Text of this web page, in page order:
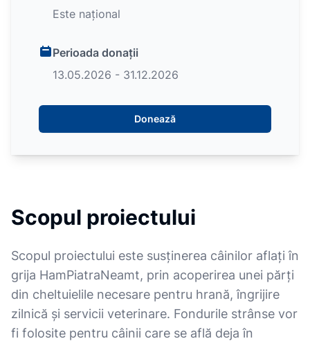
Este național
Perioada donații
13.05.2026 - 31.12.2026
Donează
Scopul proiectului
Scopul proiectului este susținerea câinilor aflați în
grija HamPiatraNeamt, prin acoperirea unei părți
din cheltuielile necesare pentru hrană, îngrijire
zilnică și servicii veterinare. Fondurile strânse vor
fi folosite pentru câinii care se află deja în